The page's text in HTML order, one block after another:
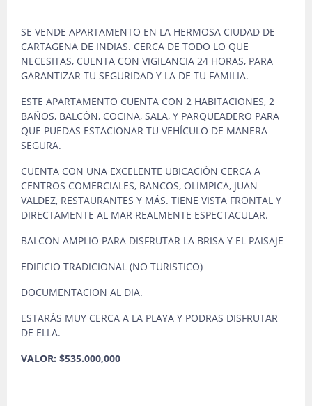
SE VENDE APARTAMENTO EN LA HERMOSA CIUDAD DE
CARTAGENA DE INDIAS. CERCA DE TODO LO QUE
NECESITAS, CUENTA CON VIGILANCIA 24 HORAS, PARA
GARANTIZAR TU SEGURIDAD Y LA DE TU FAMILIA.
ESTE APARTAMENTO CUENTA CON 2 HABITACIONES, 2
BAÑOS, BALCÓN, COCINA, SALA, Y PARQUEADERO PARA
QUE PUEDAS ESTACIONAR TU VEHÍCULO DE MANERA
SEGURA.
CUENTA CON UNA EXCELENTE UBICACIÓN CERCA A
CENTROS COMERCIALES, BANCOS, OLIMPICA, JUAN
VALDEZ, RESTAURANTES Y MÁS. TIENE VISTA FRONTAL Y
DIRECTAMENTE AL MAR REALMENTE ESPECTACULAR.
BALCON AMPLIO PARA DISFRUTAR LA BRISA Y EL PAISAJE
EDIFICIO TRADICIONAL (NO TURISTICO)
DOCUMENTACION AL DIA.
ESTARÁS MUY CERCA A LA PLAYA Y PODRAS DISFRUTAR
DE ELLA.
VALOR: $535.000,000